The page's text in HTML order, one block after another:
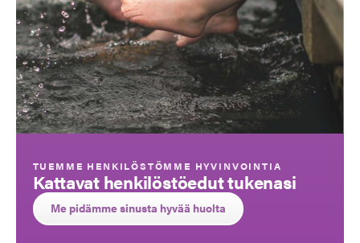
Kattavat henkilöstöedut tukenasi
TUEMME HENKILÖSTÖMME HYVINVOINTIA
Me pidämme sinusta hyvää huolta